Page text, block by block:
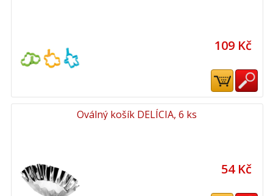
109 Kč
Oválný košík DELÍCIA, 6 ks
54 Kč